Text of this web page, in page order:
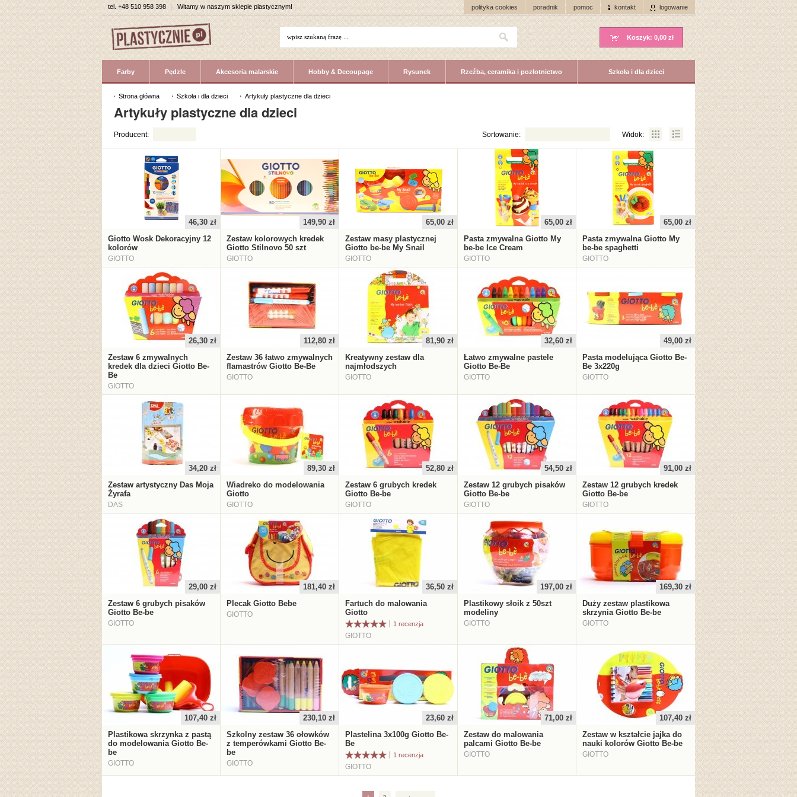
tel.+48 510 958 398 | Witamy w naszym sklepie plastycznym! logowanie
kontakt
pomoc
poradnik
polityka cookies
Koszyk: 0,00 zł
Farby Pędzle Akcesoria malarskie Hobby & Decoupage Rysunek Rzeźba, ceramika i pozłotnictwo Szkoła i dla dzieci
Strona główna Szkoła i dla dzieci Artykuły plastyczne dla dzieci
Artykuły plastyczne dla dzieci
Producent: Sortowanie: Widok:
46,30 zł
Giotto Wosk Dekoracyjny 12
kolorów
GIOTTO
149,90 zł
Zestaw kolorowych kredek
Giotto Stilnovo 50 szt
GIOTTO
65,00 zł
Zestaw masy plastycznej
Giotto be-be My Snail
GIOTTO
65,00 zł
Pasta zmywalna Giotto My
be-be Ice Cream
GIOTTO
65,00 zł
Pasta zmywalna Giotto My
be-be spaghetti
GIOTTO
26,30 zł
Zestaw 6 zmywalnych
kredek dla dzieci Giotto Be-
Be
GIOTTO
112,80 zł
Zestaw 36 łatwo zmywalnych
flamastrów Giotto Be-Be
GIOTTO
81,90 zł
Kreatywny zestaw dla
najmłodszych
GIOTTO
32,60 zł
Łatwo zmywalne pastele
Giotto Be-Be
GIOTTO
49,00 zł
Pasta modelująca Giotto Be-
Be 3x220g
GIOTTO
34,20 zł
Zestaw artystyczny Das Moja
Żyrafa
DAS
89,30 zł
Wiadreko do modelowania
Giotto
GIOTTO
52,80 zł
Zestaw 6 grubych kredek
Giotto Be-be
GIOTTO
54,50 zł
Zestaw 12 grubych pisaków
Giotto Be-be
GIOTTO
91,00 zł
Zestaw 12 grubych kredek
Giotto Be-be
GIOTTO
29,00 zł
Zestaw 6 grubych pisaków
Giotto Be-be
GIOTTO
181,40 zł
Plecak Giotto Bebe
GIOTTO
36,50 zł
Fartuch do malowania
Giotto
1 recenzja
GIOTTO
197,00 zł
Plastikowy słoik z 50szt
modeliny
GIOTTO
169,30 zł
Duży zestaw plastikowa
skrzynia Giotto Be-be
GIOTTO
107,40 zł
Plastikowa skrzynka z pastą
do modelowania Giotto Be-
be
GIOTTO
230,10 zł
Szkolny zestaw 36 ołowków
z temperówkami Giotto Be-
be
GIOTTO
23,60 zł
Plastelina 3x100g Giotto Be-
Be
1 recenzja
GIOTTO
71,00 zł
Zestaw do malowania
palcami Giotto Be-be
GIOTTO
107,40 zł
Zestaw w kształcie jajka do
nauki kolorów Giotto Be-be
GIOTTO